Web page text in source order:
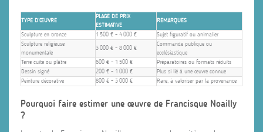
TYPE D’ŒUVRE
PLAGE DE PRIX
ESTIMATIVE
REMARQUES
Sculpture en bronze
1 500 € – 4 000 €
Sujet figuratif ou animalier
Sculpture religieuse
monumentale
3 000 € – 8 000 €
Commande publique ou
ecclésiastique
Terre cuite ou plâtre
600 € – 1 500 €
Préparatoires ou formats réduits
Dessin signé
200 € – 1 000 €
Plus si lié à une œuvre connue
Peinture décorative
800 € – 3 000 € Rare, à valoriser par la provenance
Pourquoi faire estimer une œuvre de Francisque Noailly
?